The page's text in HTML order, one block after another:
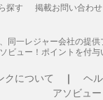
探す 掲載お問い合わせ
同一レジャー会社の提
ビュー！ポイントを付
クについて ヘ
アソビュ